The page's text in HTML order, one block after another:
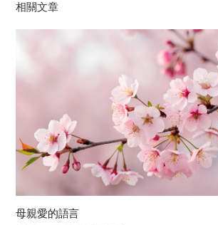
相關文章
母親愛的語言